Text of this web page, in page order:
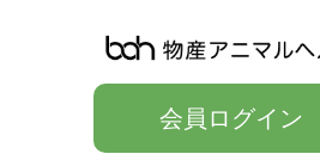
会員ログイン